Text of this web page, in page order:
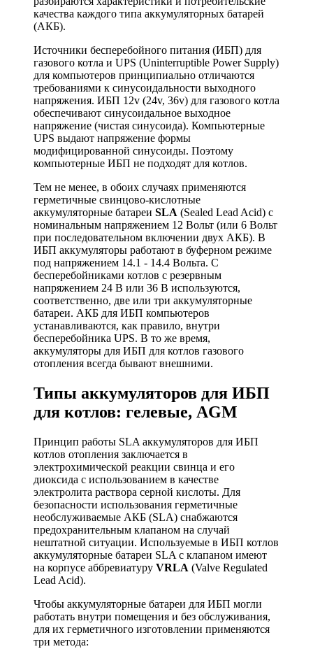
качества каждого типа аккумуляторных батарей
(АКБ).
Источники бесперебойного питания (ИБП) для
газового котла и UPS (Uninterruptible Power Supply)
для компьютеров принципиально отличаются
требованиями к синусоидальности выходного
напряжения. ИБП 12v (24v, 36v) для газового котла
обеспечивают синусоидальное выходное
напряжение (чистая синусоида). Компьютерные
UPS выдают напряжение формы
модифицированной синусоиды. Поэтому
компьютерные ИБП не подходят для котлов.
Тем не менее, в обоих случаях применяются
герметичные свинцово-кислотные
аккумуляторные батареи SLA (Sealed Lead Acid) с
номинальным напряжением 12 Вольт (или 6 Вольт
при последовательном включении двух АКБ). В
ИБП аккумуляторы работают в буферном режиме
под напряжением 14.1 - 14.4 Вольта. С
бесперебойниками котлов с резервным
напряжением 24 В или 36 В используются,
соответственно, две или три аккумуляторные
батареи. АКБ для ИБП компьютеров
устанавливаются, как правило, внутри
бесперебойника UPS. В то же время,
аккумуляторы для ИБП для котлов газового
отопления всегда бывают внешними.
Типы аккумуляторов для ИБП
для котлов: гелевые, AGM
Принцип работы SLA аккумуляторов для ИБП
котлов отопления заключается в
электрохимической реакции свинца и его
диоксида с использованием в качестве
электролита раствора серной кислоты. Для
безопасности использования герметичные
необслуживаемые АКБ (SLA) снабжаются
предохранительным клапаном на случай
нештатной ситуации. Используемые в ИБП котлов
аккумуляторные батареи SLA с клапаном имеют
на корпусе аббревиатуру VRLA (Valve Regulated
Lead Acid).
Чтобы аккумуляторные батареи для ИБП могли
работать внутри помещения и без обслуживания,
для их герметичного изготовлении применяются
три метода: